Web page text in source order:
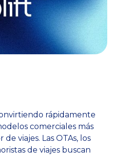
rápidamente
comerciales más
viajes. Las OTAs, los
de viajes buscan